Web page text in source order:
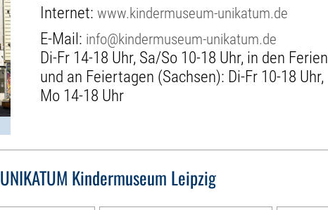
Internet:www.kindermuseum-unikatum.de
E-Mail: info@kindermuseum-unikatum.de
Di-Fr 14-18 Uhr, Sa/So 10-18 Uhr, in den Ferien
und an Feiertagen (Sachsen): Di-Fr 10-18 Uhr,
Mo 14-18 Uhr
UNIKATUM Kindermuseum Leipzig